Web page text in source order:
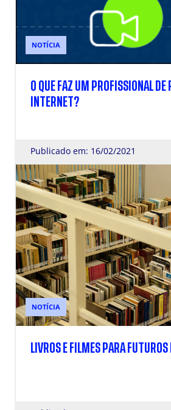
NOTÍCIA
O QUE FAZ UM PROFISSIONAL DE
INTERNET?
Publicado em: 16/02/2021
NOTÍCIA
LIVROS E FILMES PARA